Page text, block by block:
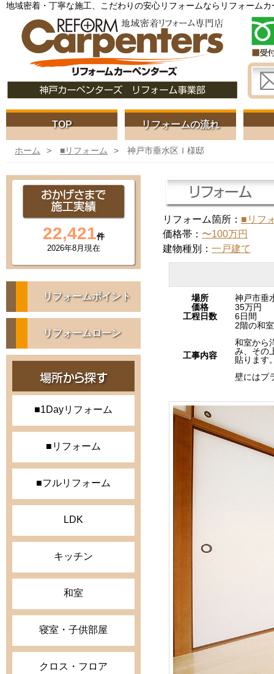
地域密着・丁寧な施工、こだわりの安心リフォームならリフォーム
TOP リフォームの流れ
ホーム ■リフォーム 神戸市垂水区Ｉ様邸
22,421件
2026年8月現在
リフォームポイント
リフォームローン
■1Dayリフォーム
■リフォーム
■フルリフォーム
LDK
キッチン
和室
寝室・子供部屋
クロス・フロア
リフォーム箇所： ■リフ
価格帯： 〜100万円
建物種別： 一戸建て
場所
神戸市垂
価格
35万円
工程日数
6日間
工事内容
2階の和
和室から
み、その
貼ります
壁にはプ